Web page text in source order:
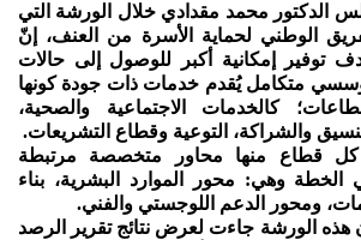
الدكتور محمد مقدادي خلال الورشة التي
الوطني لحماية الأسرة من العنف، إنّ
توفير إمكانية أكبر للوصول إلى حالات
متكامل يُقدم خدمات ذات جودة كونها
كالخدمات الاجتماعية والصحية،
والشراكة، التوعية وقطاع التشريعات.
قطاع منها محاور متخصصة مرتبطة
الخطة وهي: محور الموارد البشرية، بناء
ومحور الدعم اللوجستي والفني.
هذه الورشة جاءت لعرض نتائج تقرير الرصد